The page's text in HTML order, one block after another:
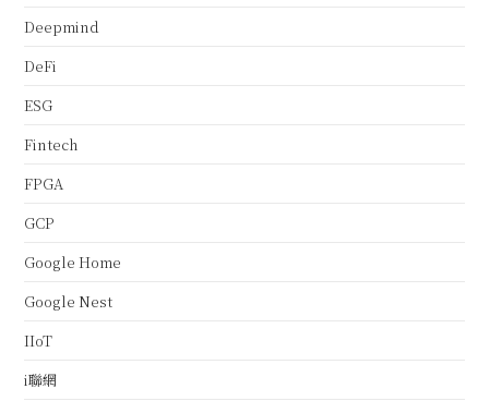
Deepmind
DeFi
ESG
Fintech
FPGA
GCP
Google Home
Google Nest
IIoT
i聯網